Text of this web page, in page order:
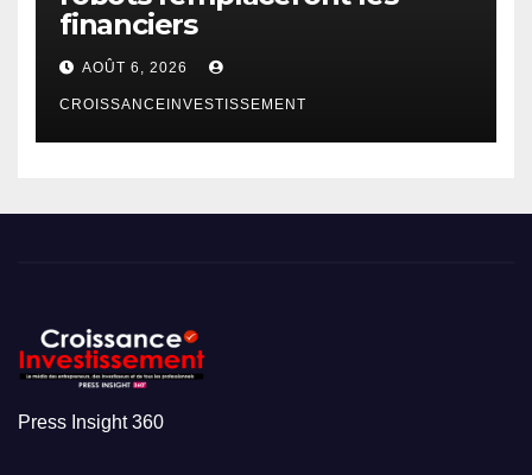
financiers
AOÛT 6, 2026
CROISSANCEINVESTISSEMENT
Press Insight 360